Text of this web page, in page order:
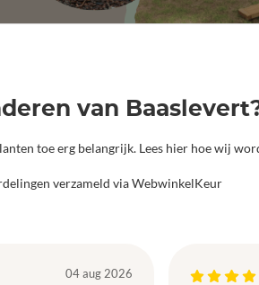
van
toe erg belangrijk. Lees hier hoe wij
verzameld via WebwinkelKeur
04 aug 2026